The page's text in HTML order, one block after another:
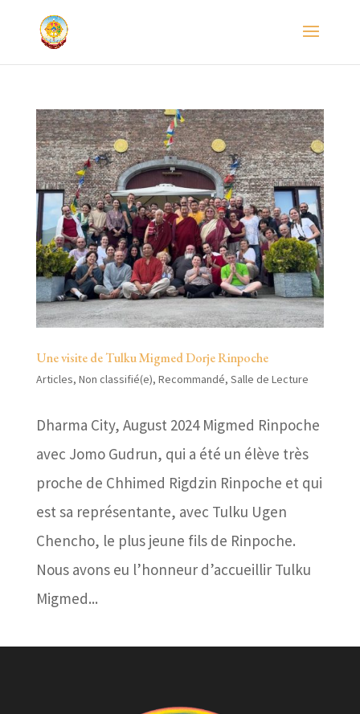
Une visite de Tulku Migmed Dorje Rinpoche
Articles, Non classifié(e), Recommandé, Salle de Lecture
Dharma City, August 2024 Migmed Rinpoche
avec Jomo Gudrun, qui a été un élève très
proche de Chhimed Rigdzin Rinpoche et qui
est sa représentante, avec Tulku Ugen
Chencho, le plus jeune fils de Rinpoche.
Nous avons eu l’honneur d’accueillir Tulku
Migmed...